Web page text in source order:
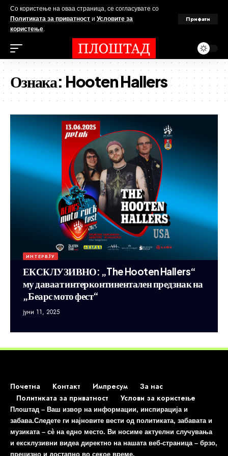
Со користење на оваа страница, се согласувате со
Политиката за приватност и Условите за
користење.
Прифати
Ознака:Hooten Hallers
ИНТЕРВЈУ
ЕКСКЛУЗИВНО: „The Hooten Hallers“
му даваат интерконтинентален предзнак на
„Беарс мото фест“
јуни 11, 2025
Почетна Контакт Импресум
За нас
Политиката за приватност
Услови за користење
Плоштад – Ваш извор на информации, инспирација и
забава.Следете ги најновите вести од политиката, забавата и
музиката – сè на едно место. Ви носиме актуелни случувања
и ексклузивни видеа директно на нашата веб-страница – брзо,
прецизно и достапно во секое време.